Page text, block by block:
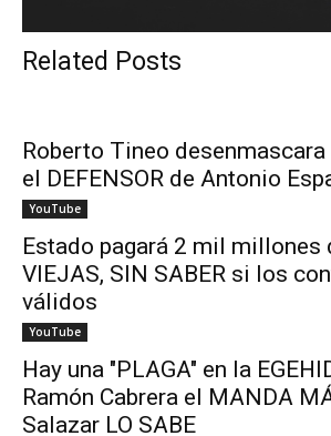
Related Posts
Roberto Tineo
el DEFENSOR de Antonio
YouTube
Estado pagará 2 mil millones
VIEJAS, SIN SABER si los
válidos
YouTube
Hay una "PLAGA" en la
Ramón Cabrera el MANDA
Salazar LO SABE